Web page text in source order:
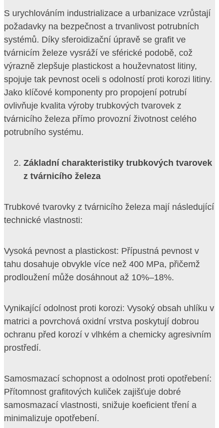
S urychlováním industrializace a urbanizace vzrůstají
požadavky na bezpečnost a trvanlivost potrubních
systémů. Díky sferoidizační úpravě se grafit ve
tvárnicím železe vysráží ve sférické podobě, což
výrazně zlepšuje plastickost a houževnatost litiny,
spojuje tak pevnost oceli s odolností proti korozi litiny.
Jako klíčové komponenty pro propojení potrubí
ovlivňuje kvalita výroby trubkových tvarovek z
tvárnicího železa přímo provozní životnost celého
potrubního systému.
Základní charakteristiky trubkových tvarovek
z tvárnicího železa
Trubkové tvarovky z tvárnicího železa mají následující
technické vlastnosti:
Vysoká pevnost a plastickost: Přípustná pevnost v
tahu dosahuje obvykle více než 400 MPa, přičemž
prodloužení může dosáhnout až 10%–18%.
Vynikající odolnost proti korozi: Vysoký obsah uhlíku v
matrici a povrchová oxidní vrstva poskytují dobrou
ochranu před korozí v vlhkém a chemicky agresivním
prostředí.
Samosmazací schopnost a odolnost proti opotřebení:
Přítomnost grafitových kuliček zajišťuje dobré
samosmazací vlastnosti, snižuje koeficient tření a
minimalizuje opotřebení.